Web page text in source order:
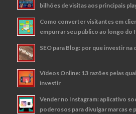
bilhões de visitas aos principais
Como converter visitantes em
empurrar seu público ao longo do
SEO para Blog: por que investir na
Vídeos Online: 13 razões pelas
investir
Vender no Instagram: aplicativo
poderosos para divulgar marcas e